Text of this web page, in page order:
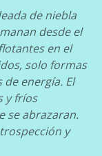
de niebla
desde el
en el
solo formas
energía. El
y fríos
se abrazaran.
y